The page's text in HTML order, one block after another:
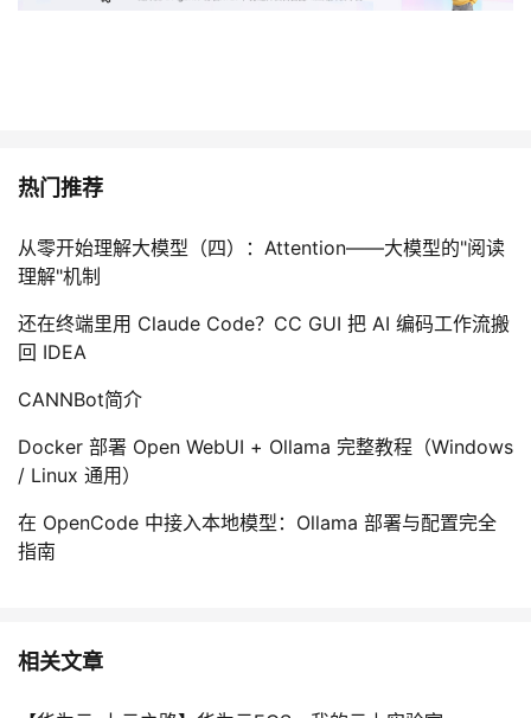
热门推荐
从零开始理解大模型（四）：Attention——大模型的"阅读
理解"机制
还在终端里用 Claude Code？CC GUI 把 AI 编码工作流搬
回 IDEA
CANNBot简介
Docker 部署 Open WebUI + Ollama 完整教程（Windows
/ Linux 通用）
在 OpenCode 中接入本地模型：Ollama 部署与配置完全
指南
相关文章